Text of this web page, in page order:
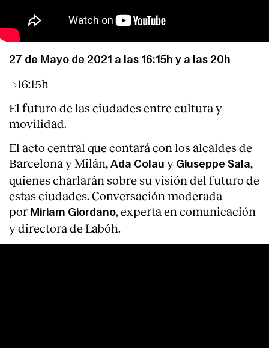
27 de Mayo de 2021 a las 16:15h y a las 20h
→16:15h
El futuro de las ciudades entre cultura y
movilidad.
El acto central que contará con los alcaldes de
Barcelona y Milán, Ada Colau y Giuseppe Sala,
quienes charlarán sobre su visión del futuro de
estas ciudades. Conversación moderada
por Miriam Giordano, experta en comunicación
y directora de Labóh.